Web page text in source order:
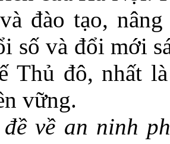
đào tạo,
số và đổi mới
Thủ đô, nhất
vững.
về an ninh